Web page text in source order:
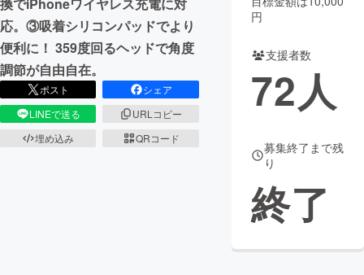
CAMPFIREふるさと納税machi-ya コミュニティ
応。③吸着シリコンパッドでより
便利に！ 359度回るヘッドで角度
調節が自由自在。
ポスト
シェア
LINEで送る
URLコピー
埋め込み
QRコード
円
支援者数
72人
募集終了まで残
り
終了